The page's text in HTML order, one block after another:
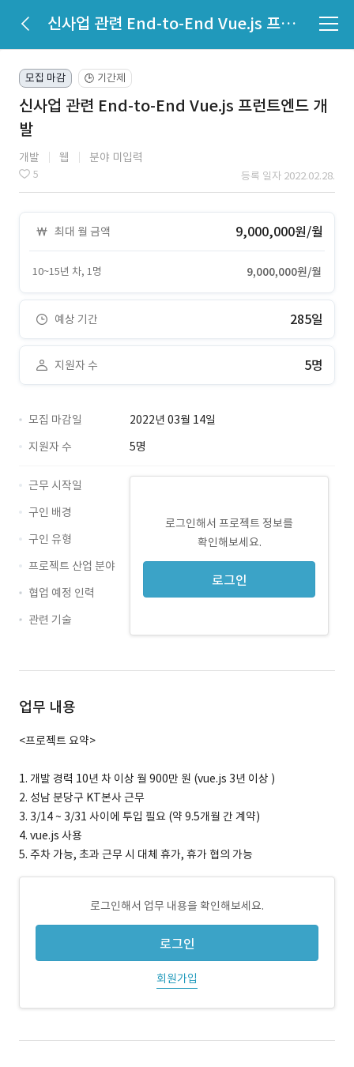
신사업 관련 End-to-End Vue.js 프런트엔드 개발
모집 마감 🕒 기간제
신사업 관련 End-to-End Vue.js 프런트엔드 개
발
개발 웹 분야 미입력
5 등록 일자 2022.02.28.
최대 월 금액 9,000,000원/월
10~15년 차, 1명 9,000,000원/월
예상 기간 285일
지원자 수 5명
모집 마감일
2022년 03월 14일
지원자 수
5명
로그인해서 프로젝트 정보를
확인해보세요.
로그인
근무 시작일
구인 배경
구인 유형
프로젝트 산업 분야
협업 예정 인력
관련 기술
업무 내용
<프로젝트 요약>
1. 개발 경력 10년 차 이상 월 900만 원 (vue.js 3년 이상 )
2. 성남 분당구 KT본사 근무
3. 3/14 ~ 3/31 사이에 투입 필요 (약 9.5개월 간 계약)
4. vue.js 사용
5. 주차 가능, 초과 근무 시 대체 휴가, 휴가 협의 가능
로그인해서 업무 내용을 확인해보세요.
로그인
회원가입